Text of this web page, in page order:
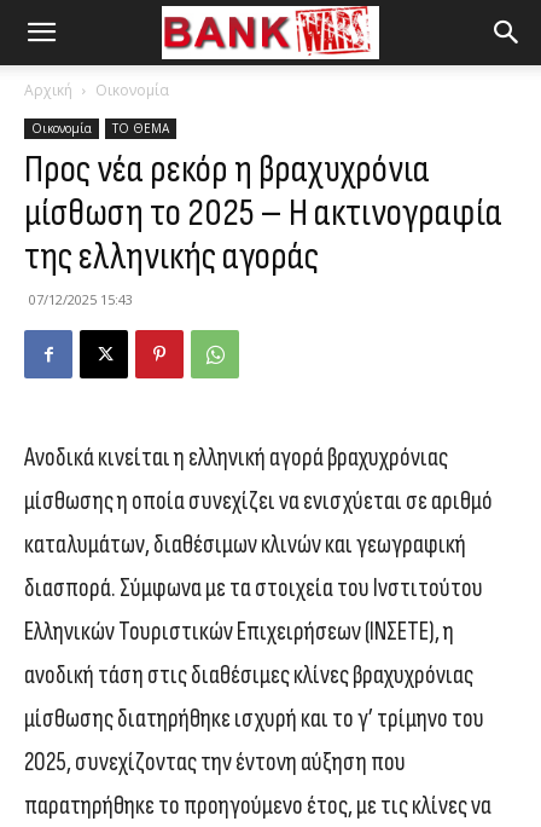
Αρχική Οικονομία
Οικονομία ΤΟ ΘΕΜΑ
Προς νέα ρεκόρ η βραχυχρόνια
μίσθωση το 2025 – Η ακτινογραφία
της ελληνικής αγοράς
07/12/2025 15:43
Ανοδικά κινείται η ελληνική αγορά βραχυχρόνιας
μίσθωσης η οποία συνεχίζει να ενισχύεται σε αριθμό
καταλυμάτων, διαθέσιμων κλινών και γεωγραφική
διασπορά. Σύμφωνα με τα στοιχεία του Ινστιτούτου
Ελληνικών Τουριστικών Επιχειρήσεων (ΙΝΣΕΤΕ), η
ανοδική τάση στις διαθέσιμες κλίνες βραχυχρόνιας
μίσθωσης διατηρήθηκε ισχυρή και το γ’ τρίμηνο του
2025, συνεχίζοντας την έντονη αύξηση που
παρατηρήθηκε το προηγούμενο έτος, με τις κλίνες να